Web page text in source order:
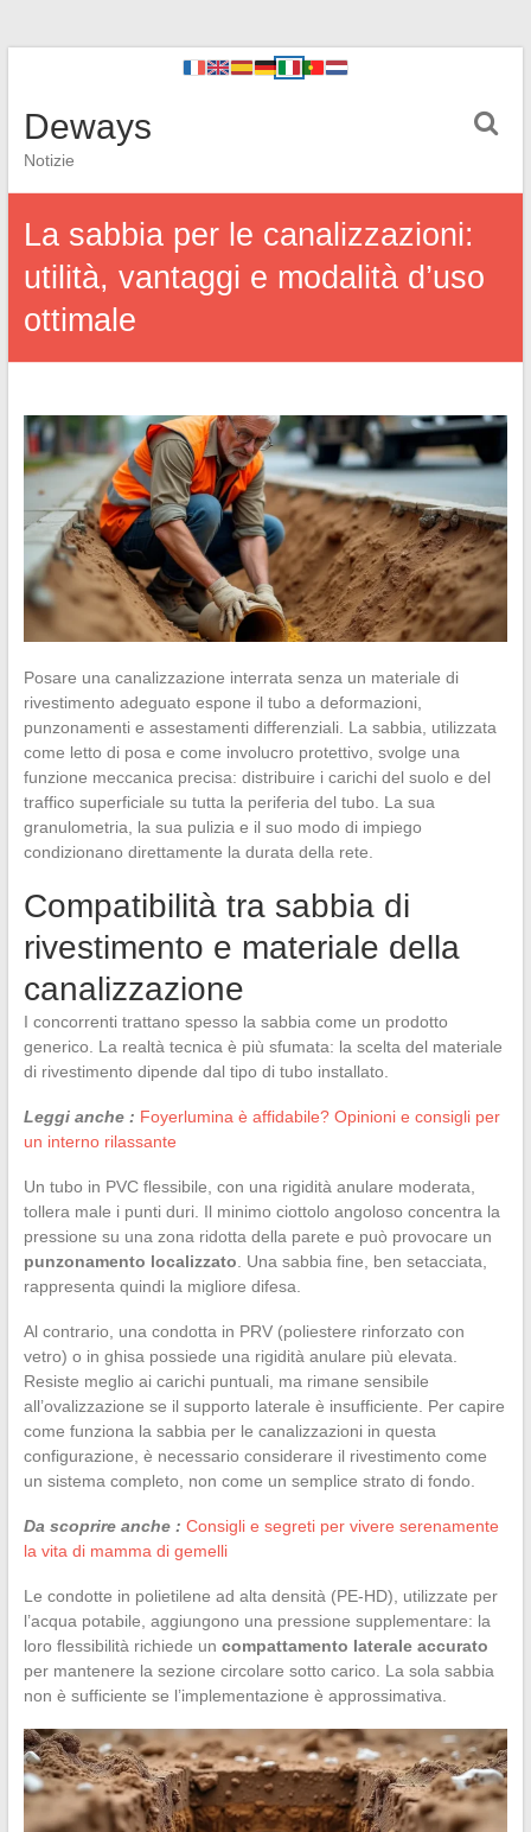
Deways
Notizie
La sabbia per le canalizzazioni:
utilità, vantaggi e modalità d’uso
ottimale
Posare una canalizzazione interrata senza un materiale di
rivestimento adeguato espone il tubo a deformazioni,
punzonamenti e assestamenti differenziali. La sabbia, utilizzata
come letto di posa e come involucro protettivo, svolge una
funzione meccanica precisa: distribuire i carichi del suolo e del
traffico superficiale su tutta la periferia del tubo. La sua
granulometria, la sua pulizia e il suo modo di impiego
condizionano direttamente la durata della rete.
Compatibilità tra sabbia di
rivestimento e materiale della
canalizzazione
I concorrenti trattano spesso la sabbia come un prodotto
generico. La realtà tecnica è più sfumata: la scelta del materiale
di rivestimento dipende dal tipo di tubo installato.
Leggi anche : Foyerlumina è affidabile? Opinioni e consigli per
un interno rilassante
Un tubo in PVC flessibile, con una rigidità anulare moderata,
tollera male i punti duri. Il minimo ciottolo angoloso concentra la
pressione su una zona ridotta della parete e può provocare un
punzonamento localizzato . Una sabbia fine, ben setacciata,
rappresenta quindi la migliore difesa.
Al contrario, una condotta in PRV (poliestere rinforzato con
vetro) o in ghisa possiede una rigidità anulare più elevata.
Resiste meglio ai carichi puntuali, ma rimane sensibile
all’ovalizzazione se il supporto laterale è insufficiente. Per capire
come funziona la sabbia per le canalizzazioni in questa
configurazione, è necessario considerare il rivestimento come
un sistema completo, non come un semplice strato di fondo.
Da scoprire anche : Consigli e segreti per vivere serenamente
la vita di mamma di gemelli
Le condotte in polietilene ad alta densità (PE-HD), utilizzate per
l’acqua potabile, aggiungono una pressione supplementare: la
loro flessibilità richiede un compattamento laterale accurato
per mantenere la sezione circolare sotto carico. La sola sabbia
non è sufficiente se l’implementazione è approssimativa.